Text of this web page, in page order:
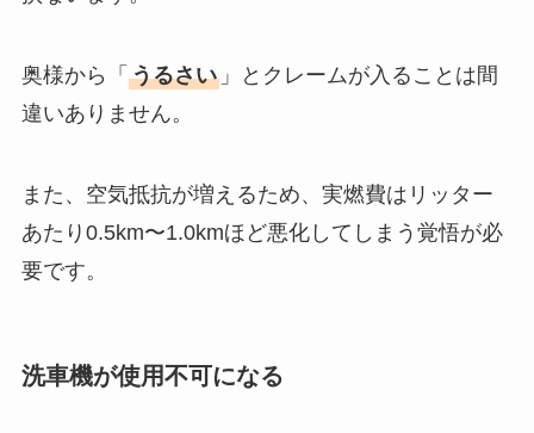
奥様から「 うるさい」とクレームが入ることは間
違いありません。
また、空気抵抗が増えるため、実燃費はリッター
あたり0.5km〜1.0kmほど悪化してしまう覚悟が必
要です。
洗車機が使用不可になる